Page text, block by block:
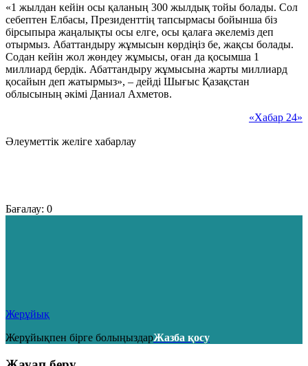
«1 жылдан кейін осы қаланың 300 жылдық тойы болады. Сол
себептен Елбасы, Президенттің тапсырмасы бойынша біз
бірсыпыра жаңалықты осы елге, осы қалаға әкелеміз деп
отырмыз. Абаттандыру жұмысын көрдіңіз бе, жақсы болады.
Содан кейін жол жөндеу жұмысы, оған да қосымша 1
миллиард бердік. Абаттандыру жұмысына жарты миллиард
қосайын деп жатырмыз», – дейді Шығыс Қазақстан
облысының әкімі Даниал Ахметов.
«Хабар 24»
Әлеуметтік желіге хабарлау
Бағалау: 0
Жерұйық
Жерұйықпен бірге болыңыздарЖазба қосу